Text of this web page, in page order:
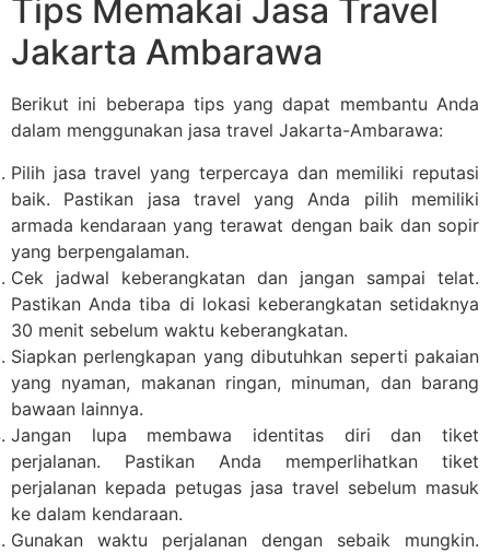
Tips Memakai Jasa Travel
Jakarta Ambarawa
Berikut ini beberapa tips yang dapat membantu Anda
dalam menggunakan jasa travel Jakarta-Ambarawa:
Pilih jasa travel yang terpercaya dan memiliki reputasi
baik. Pastikan jasa travel yang Anda pilih memiliki
armada kendaraan yang terawat dengan baik dan sopir
yang berpengalaman.
Cek jadwal keberangkatan dan jangan sampai telat.
Pastikan Anda tiba di lokasi keberangkatan setidaknya
30 menit sebelum waktu keberangkatan.
Siapkan perlengkapan yang dibutuhkan seperti pakaian
yang nyaman, makanan ringan, minuman, dan barang
bawaan lainnya.
Jangan lupa membawa identitas diri dan tiket
perjalanan. Pastikan Anda memperlihatkan tiket
perjalanan kepada petugas jasa travel sebelum masuk
ke dalam kendaraan.
Gunakan waktu perjalanan dengan sebaik mungkin.